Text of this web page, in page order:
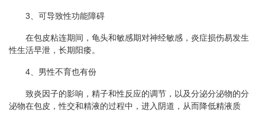
3、可导致性功能障碍
在包皮粘连期间，龟头和敏感期对神经敏感，炎症损伤易发生
性生活早泄，长期阳痿。
4、男性不育也有份
致炎因子的影响，精子和性反应的调节，以及分泌分泌物的分
泌物在包皮，性交和精液的过程中，进入阴道，从而降低精液质